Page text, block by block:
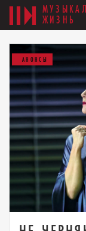
ЖИЗНЬ
АНОНСЫ